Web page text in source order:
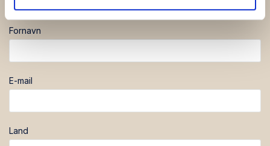
de har indsamlet fra din brug af deres tjenester.
Fornavn
E-mail
Land